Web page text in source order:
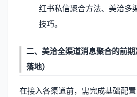
红书私信聚合方法、美洽多
技巧。
二、 美洽全渠道消息聚合的前
落地）
在接入各渠道前，需完成基础配